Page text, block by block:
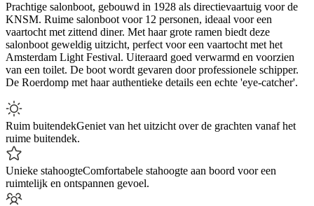
Prachtige salonboot, gebouwd in 1928 als directievaartuig voor de
KNSM. Ruime salonboot voor 12 personen, ideaal voor een
vaartocht met zittend diner. Met haar grote ramen biedt deze
salonboot geweldig uitzicht, perfect voor een vaartocht met het
Amsterdam Light Festival. Uiteraard goed verwarmd en voorzien
van een toilet. De boot wordt gevaren door professionele schipper.
De Roerdomp met haar authentieke details een echte 'eye-catcher'.
Ruim buitendekGeniet van het uitzicht over de grachten vanaf het
ruime buitendek.
Unieke stahoogteComfortabele stahoogte aan boord voor een
ruimtelijk en ontspannen gevoel.